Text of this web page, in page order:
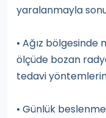
yaralanmayla
• Ağız bölgesinde
ölçüde bozan
tedavi
• Günlük